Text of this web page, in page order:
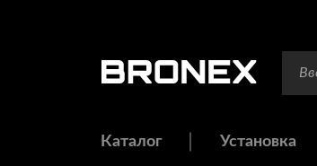
Каталог Установка